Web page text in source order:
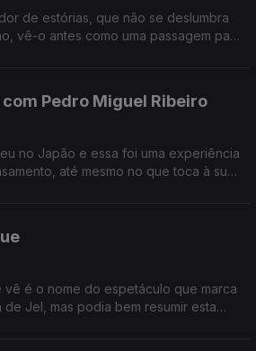
de estórias, que não se deslumbra
vê-o antes como uma passagem para
Pedro Miguel Ribeiro
no Japão e essa foi uma experiência
até mesmo no que toca à sua
vê é o nome do espetáculo que marca
Jel, mas podia bem resumir esta